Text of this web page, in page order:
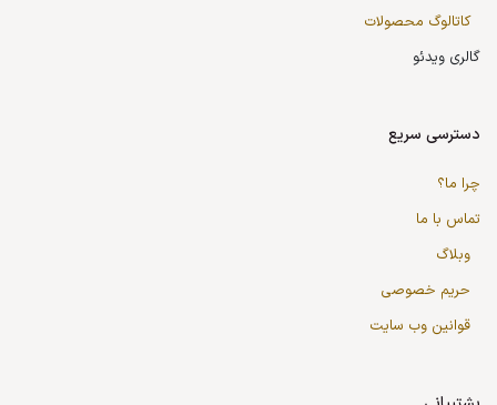
کاتالوگ محصولات
گالری ویدئو
دسترسی سریع
چرا ما؟
تماس با ما
وبلاگ
حریم خصوصی
قوانین وب سایت